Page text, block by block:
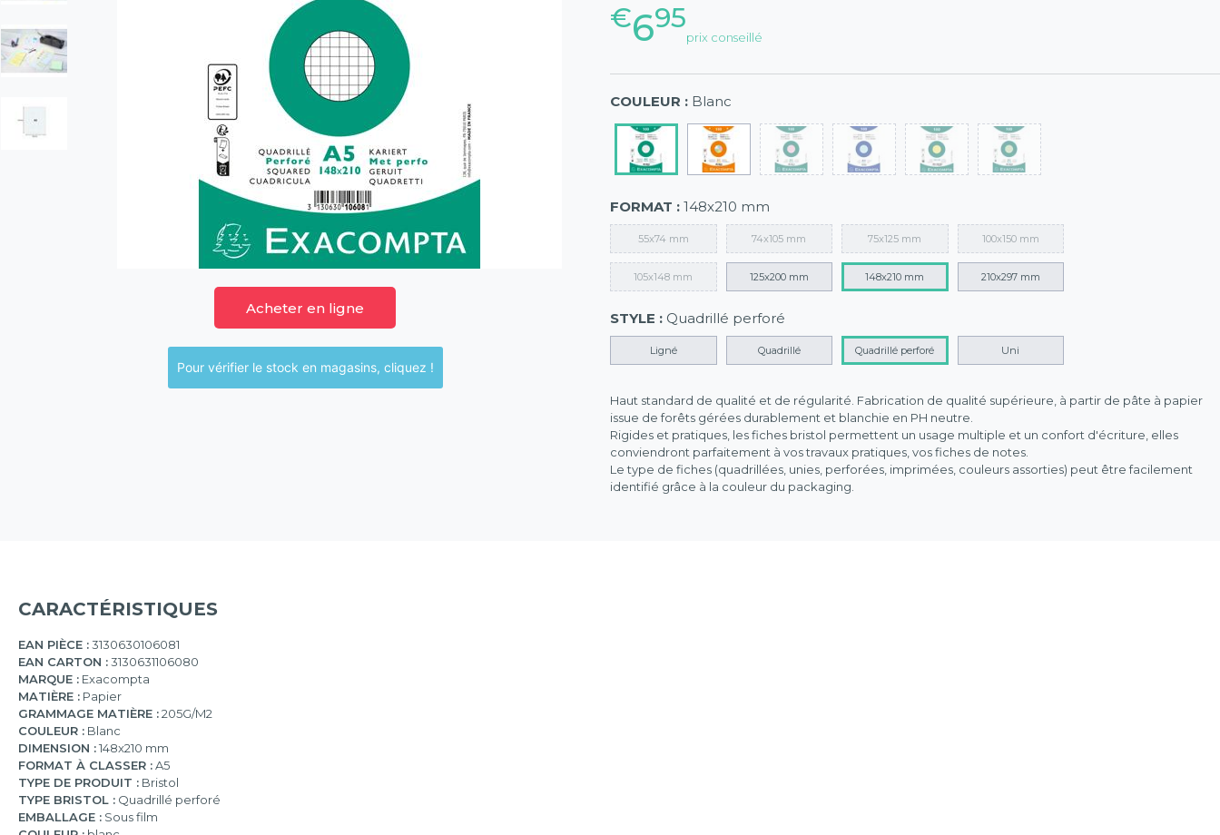
Acheter en ligne
Pour vérifier le stock en magasins, cliquez !
€695
prix conseillé
COULEUR : Blanc
FORMAT : 148x210 mm
55x74 mm 74x105 mm 75x125 mm 100x150 mm
105x148 mm 125x200 mm 148x210 mm 210x297 mm
STYLE : Quadrillé perforé
Ligné Quadrillé Quadrillé perforé Uni
Haut standard de qualité et de régularité. Fabrication de qualité supérieure, à partir de pâte à papier
issue de forêts gérées durablement et blanchie en PH neutre.
Rigides et pratiques, les fiches bristol permettent un usage multiple et un confort d'écriture, elles
conviendront parfaitement à vos travaux pratiques, vos fiches de notes.
Le type de fiches (quadrillées, unies, perforées, imprimées, couleurs assorties) peut être facilement
identifié grâce à la couleur du packaging.
CARACTÉRISTIQUES
EAN PIÈCE :3130630106081
EAN CARTON :3130631106080
MARQUE : Exacompta
MATIÈRE : Papier
GRAMMAGE MATIÈRE :205G/M2
COULEUR : Blanc
DIMENSION :148x210 mm
FORMAT À CLASSER :A5
TYPE DE PRODUIT : Bristol
TYPE BRISTOL : Quadrillé perforé
EMBALLAGE : Sous film